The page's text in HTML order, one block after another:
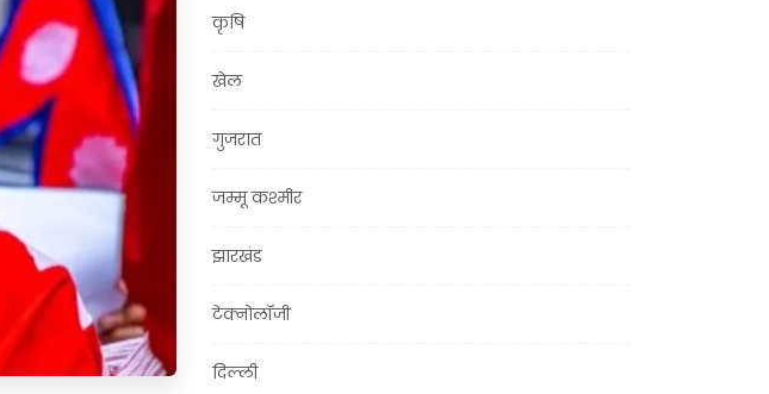
कृषि
खेल
गुजरात
जम्मू कश्मीर
झारखंड
टेक्नोलॉजी
दिल्ली